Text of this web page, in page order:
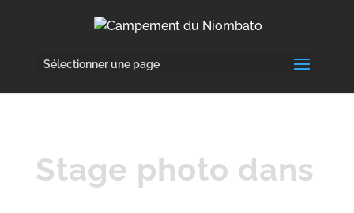
Sélectionner une page
Stage photo dans